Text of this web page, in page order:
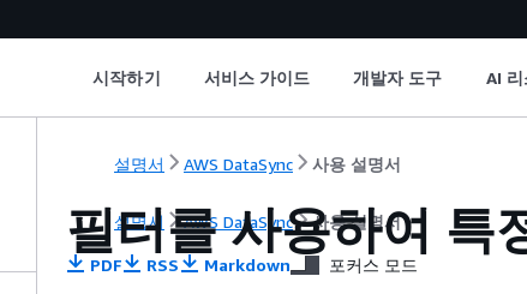
시작하기 서비스 가이드 개발자 도구 AI
설명서 AWS DataSync 사용 설명서
설명서 AWS DataSync 사용 설명서
필터를 사용하여 특
PDF RSS Markdown 포커스 모드